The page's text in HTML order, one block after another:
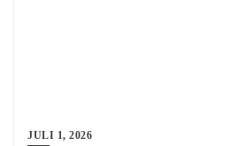
JULI 1, 2026